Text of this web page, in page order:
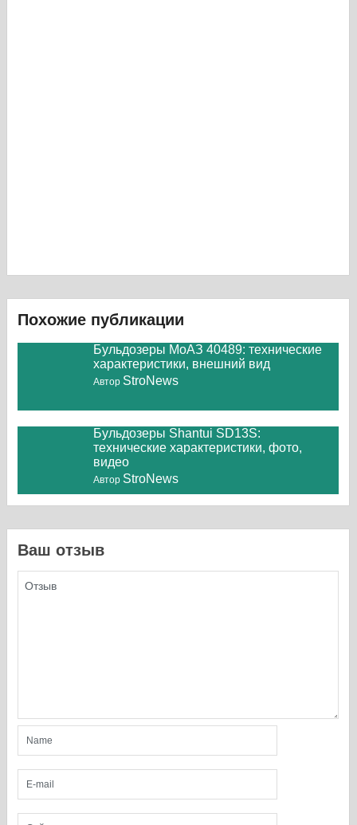
Похожие публикации
Бульдозеры МоАЗ 40489: технические
характеристики, внешний вид
Автор StroNews
Бульдозеры Shantui SD13S:
технические характеристики, фото,
видео
Автор StroNews
Ваш отзыв